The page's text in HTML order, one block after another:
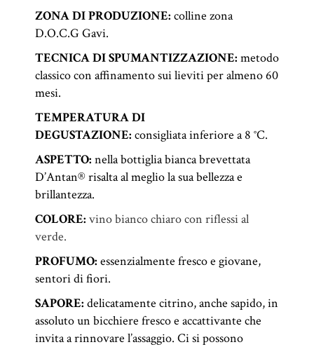
ZONA DI PRODUZIONE: colline zona
D.O.C.G Gavi.
TECNICA DI SPUMANTIZZAZIONE: metodo
classico con affinamento sui lieviti per almeno 60
mesi.
TEMPERATURA DI
DEGUSTAZIONE: consigliata inferiore a 8 °C.
ASPETTO: nella bottiglia bianca brevettata
D’Antan® risalta al meglio la sua bellezza e
brillantezza.
COLORE: vino bianco chiaro con riflessi al
verde.
PROFUMO: essenzialmente fresco e giovane,
sentori di fiori.
SAPORE: delicatamente citrino, anche sapido, in
assoluto un bicchiere fresco e accattivante che
invita a rinnovare l’assaggio. Ci si possono